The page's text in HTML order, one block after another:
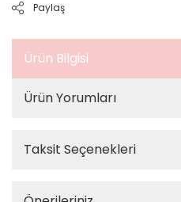
Paylaş
Ürün Bilgisi
Ürün Yorumları
Taksit Seçenekleri